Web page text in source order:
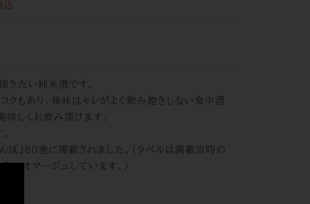
込
きたい純米酒です。
クもあり、後味はキレがよく飲み飽きしない食中酒
味しくお飲み頂けます。
ぼ』８０巻に掲載されました。（ラベルは掲載当時の
をオマージュしています。）